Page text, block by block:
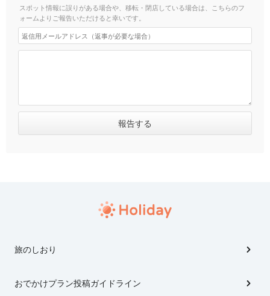
スポット情報に誤りがある場合や、移転・閉店している場合は、こちらのフ
ォームよりご報告いただけると幸いです。
旅のしおり
おでかけプラン投稿ガイドライン